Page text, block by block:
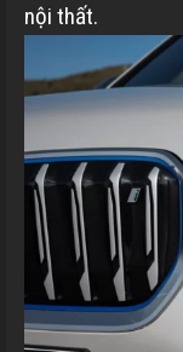
nội thất.